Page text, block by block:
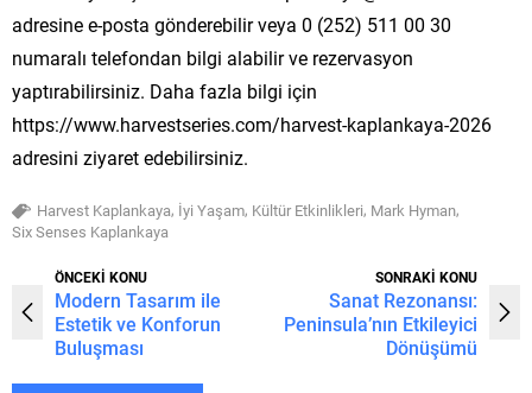
adresine e-posta gönderebilir veya 0 (252) 511 00 30
numaralı telefondan bilgi alabilir ve rezervasyon
yaptırabilirsiniz. Daha fazla bilgi için
https://www.harvestseries.com/harvest-kaplankaya-2026
adresini ziyaret edebilirsiniz.
Harvest Kaplankaya, İyi Yaşam, Kültür Etkinlikleri, Mark Hyman,
Six Senses Kaplankaya
ÖNCEKİ KONU
Modern Tasarım ile
Estetik ve Konforun
Buluşması
SONRAKİ KONU
Sanat Rezonansı:
Peninsula’nın Etkileyici
Dönüşümü